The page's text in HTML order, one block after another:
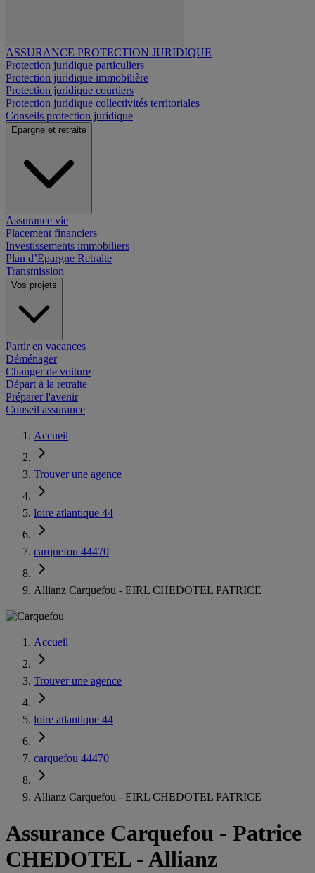
ASSURANCE PROTECTION JURIDIQUE
Protection juridique particuliers
Protection juridique immobilière
Protection juridique courtiers
Protection juridique collectivités territoriales
Conseils protection juridique
Epargne et retraite
Assurance vie
Placement financiers
Investissements immobiliers
Plan d’Epargne Retraite
Transmission
Vos projets
Partir en vacances
Déménager
Changer de voiture
Départ à la retraite
Préparer l'avenir
Conseil assurance
Accueil
Trouver une agence
loire atlantique 44
carquefou 44470
Allianz Carquefou - EIRL CHEDOTEL PATRICE
Accueil
Trouver une agence
loire atlantique 44
carquefou 44470
Allianz Carquefou - EIRL CHEDOTEL PATRICE
Assurance Carquefou - Patrice
CHEDOTEL - Allianz